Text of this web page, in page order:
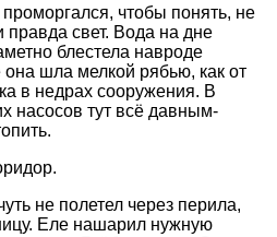
чтобы понять, не
правда свет. Вода на дне
блестела навроде
шла мелкой рябью, как от
в недрах сооружения. В
насосов тут всё давным-
не полетел через перила,
Еле нашарил нужную